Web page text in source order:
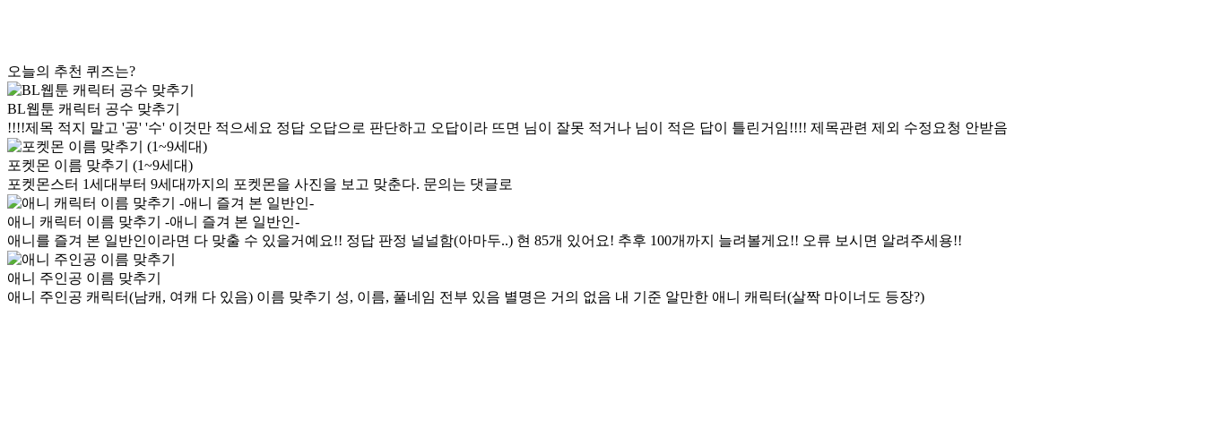
오늘의 추천 퀴즈는?
BL웹툰 캐릭터 공수 맞추기
!!!!제목 적지 말고 '공' '수' 이것만 적으세요 정답 오답으로 판단하고 오답이라 뜨면 님이 잘못 적거나 님이 적은 답이 틀린거임!!!! 제목관련 제외 수정요청 안받음
포켓몬 이름 맞추기 (1~9세대)
포켓몬스터 1세대부터 9세대까지의 포켓몬을 사진을 보고 맞춘다. 문의는 댓글로
애니 캐릭터 이름 맞추기 -애니 즐겨 본 일반인-
애니를 즐겨 본 일반인이라면 다 맞출 수 있을거예요!! 정답 판정 널널함(아마두..) 현 85개 있어요! 추후 100개까지 늘려볼게요!! 오류 보시면 알려주세용!!
애니 주인공 이름 맞추기
애니 주인공 캐릭터(남캐, 여캐 다 있음) 이름 맞추기 성, 이름, 풀네임 전부 있음 별명은 거의 없음 내 기준 알만한 애니 캐릭터(살짝 마이너도 등장?)